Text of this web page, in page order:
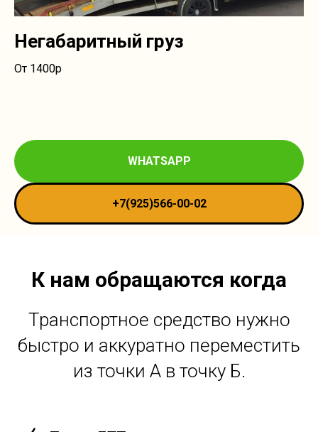
Негабаритный груз
От 1400р
WHATSAPP
+7(925)566-00-02
К нам обращаются когда
Транспортное средство нужно
быстро и аккуратно переместить
из точки А в точку Б.